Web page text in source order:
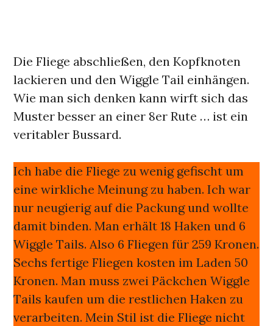
Die Fliege abschließen, den Kopfknoten
lackieren und den Wiggle Tail einhängen.
Wie man sich denken kann wirft sich das
Muster besser an einer 8er Rute … ist ein
veritabler Bussard.
Ich habe die Fliege zu wenig gefischt um
eine wirkliche Meinung zu haben. Ich war
nur neugierig auf die Packung und wollte
damit binden. Man erhält 18 Haken und 6
Wiggle Tails. Also 6 Fliegen für 259 Kronen.
Sechs fertige Fliegen kosten im Laden 50
Kronen. Man muss zwei Päckchen Wiggle
Tails kaufen um die restlichen Haken zu
verarbeiten. Mein Stil ist die Fliege nicht